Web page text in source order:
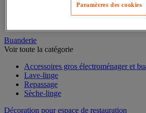
Plat à usage spécifique
Sauteuse
Buanderie
Accessoires gros électroménager et
Lave-linge
Repassage
Paramètres des cookies